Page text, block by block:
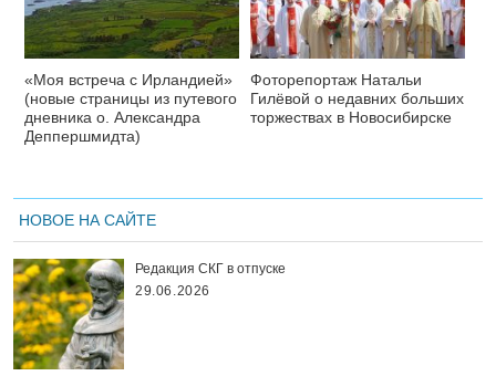
«Моя встреча с Ирландией»
(новые страницы из путевого
дневника о. Александра
Деппершмидта)
Фоторепортаж Натальи
Гилёвой о недавних больших
торжествах в Новосибирске
НОВОЕ НА САЙТЕ
Редакция СКГ в отпуске
29.06.2026